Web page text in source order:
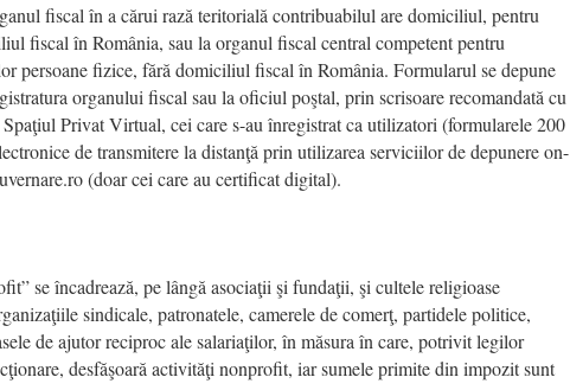
fiscal în a cărui rază teritorială contribuabilul are domiciliul, pentru
fiscal în România, sau la organul fiscal central competent pentru
persoane fizice, fără domiciliul fiscal în România. Formularul se depune
organului fiscal sau la oficiul poştal, prin scrisoare recomandată cu
Privat Virtual, cei care s-au înregistrat ca utilizatori (formularele 200
de transmitere la distanţă prin utilizarea serviciilor de depunere on-
(doar cei care au certificat digital).
se încadrează, pe lângă asociaţii şi fundaţii, şi cultele religioase
sindicale, patronatele, camerele de comerţ, partidele politice,
de ajutor reciproc ale salariaţilor, în măsura în care, potrivit legilor
desfăşoară activităţi nonprofit, iar sumele primite din impozit sunt